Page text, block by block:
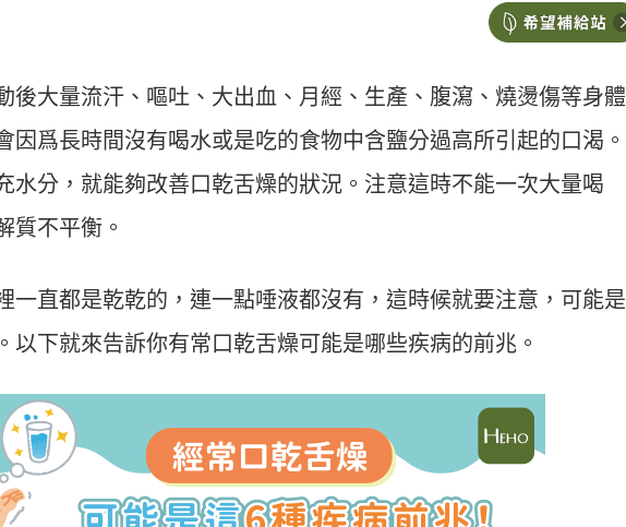
後大量流汗、嘔吐、大出血、月經、生產、腹瀉、燒燙傷等身體
因爲長時間沒有喝水或是吃的食物中含鹽分過高所引起的口渴。
水分，就能夠改善口乾舌燥的狀況。注意這時不能一次大量喝
質不平衡。
一直都是乾乾的，連一點唾液都沒有，這時候就要注意，可能是
以下就來告訴你有常口乾舌燥可能是哪些疾病的前兆。